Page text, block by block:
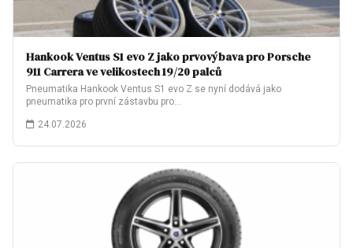
Hankook Ventus S1 evo Z jako prvovýbava pro Porsche
911 Carrera ve velikostech 19/20 palců
Pneumatika Hankook Ventus S1 evo Z se nyní dodává jako
pneumatika pro první zástavbu pro…
24.07.2026